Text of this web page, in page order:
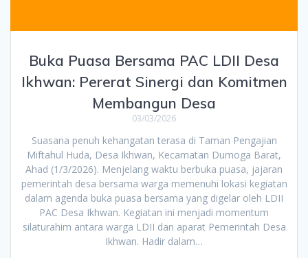
Buka Puasa Bersama PAC LDII Desa
Ikhwan: Pererat Sinergi dan Komitmen
Membangun Desa
03/03/2026
Suasana penuh kehangatan terasa di Taman Pengajian
Miftahul Huda, Desa Ikhwan, Kecamatan Dumoga Barat,
Ahad (1/3/2026). Menjelang waktu berbuka puasa, jajaran
pemerintah desa bersama warga memenuhi lokasi kegiatan
dalam agenda buka puasa bersama yang digelar oleh LDII
PAC Desa Ikhwan. Kegiatan ini menjadi momentum
silaturahim antara warga LDII dan aparat Pemerintah Desa
Ikhwan. Hadir dalam…